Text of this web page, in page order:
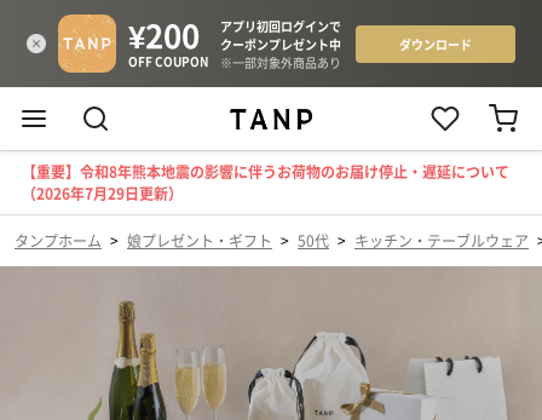
【重要】令和8年熊本地震の影響に伴うお荷物のお届け停止・遅延について
（2026年7月29日更新）
タンプホーム > 娘プレゼント・ギフト > 50代 > キッチン・テーブルウェア